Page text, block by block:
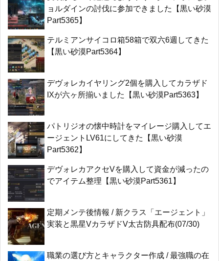
ョルダインの討伐に参加できました【黒い砂漠
Part5365】
テルミアンサイコロ箱58箱で双六6週してきた
【黒い砂漠Part5364】
デヴォレカイヤリング2個を購入してカラザド
IXが六ヶ所揃いました【黒い砂漠Part5363】
パトリジオの懐中時計をマイレージ購入してエ
ージェントLV61にしてきた【黒い砂漠
Part5362】
デヴォレカアクセVを購入して資金が減ったの
でアイテム整理【黒い砂漠Part5361】
定期メンテ後情報 / 新クラス「エージェント」
実装と黒星VカラザドV太古防具配布(07/30)
職業の選び方とキャラクター作成 / 最強職の在